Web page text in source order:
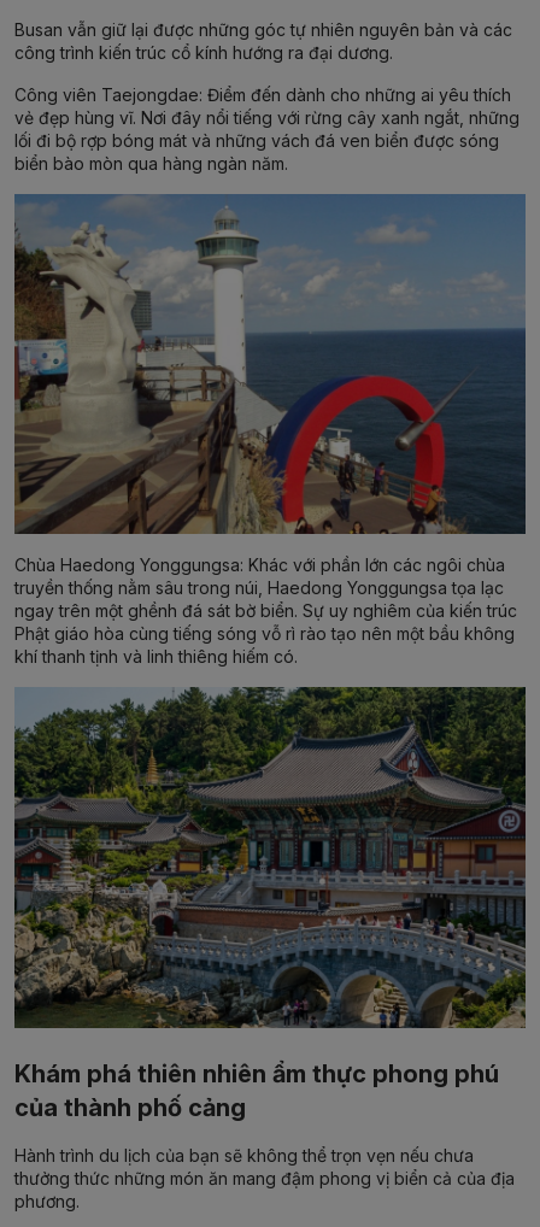
Busan vẫn giữ lại được những góc tự nhiên nguyên bản và các
công trình kiến trúc cổ kính hướng ra đại dương.
Công viên Taejongdae: Điểm đến dành cho những ai yêu thích
vẻ đẹp hùng vĩ. Nơi đây nổi tiếng với rừng cây xanh ngắt, những
lối đi bộ rợp bóng mát và những vách đá ven biển được sóng
biển bào mòn qua hàng ngàn năm.
Chùa Haedong Yonggungsa: Khác với phần lớn các ngôi chùa
truyền thống nằm sâu trong núi, Haedong Yonggungsa tọa lạc
ngay trên một ghềnh đá sát bờ biển. Sự uy nghiêm của kiến trúc
Phật giáo hòa cùng tiếng sóng vỗ rì rào tạo nên một bầu không
khí thanh tịnh và linh thiêng hiếm có.
Khám phá thiên nhiên ẩm thực phong phú
của thành phố cảng
Hành trình du lịch của bạn sẽ không thể trọn vẹn nếu chưa
thưởng thức những món ăn mang đậm phong vị biển cả của địa
phương.